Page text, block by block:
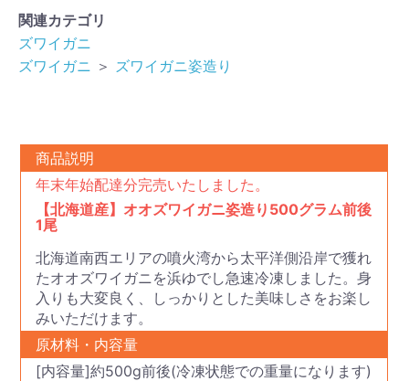
関連カテゴリ
ズワイガニ
ズワイガニ ＞ ズワイガニ姿造り
商品説明
年末年始配達分完売いたしました。
【北海道産】オオズワイガニ姿造り500グラム前後
1尾
北海道南西エリアの噴火湾から太平洋側沿岸で獲れ
たオオズワイガニを浜ゆでし急速冷凍しました。身
入りも大変良く、しっかりとした美味しさをお楽し
みいただけます。
原材料・内容量
[内容量]約500g前後(冷凍状態での重量になります)